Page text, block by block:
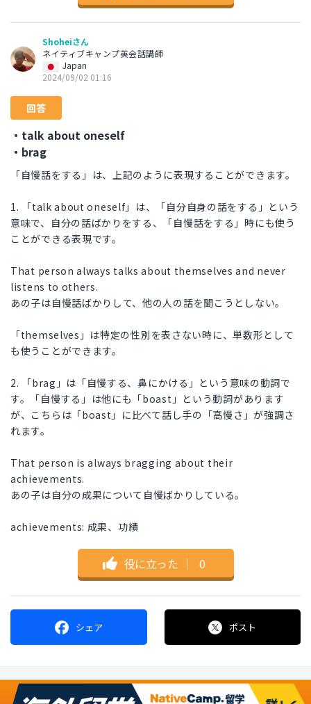
Shoheiさん
ネイティブキャンプ英会話講師
Japan
2024/09/02 01:16
回答
・talk about oneself
・brag
「自慢話をする」は、上記のように表現することができます。
1. 「talk about oneself」は、「自分自身の話をする」という
意味で、自分の話ばかりをする、「自慢話をする」時にも使う
ことができる表現です。
That person always talks about themselves and never
listens to others.
あの子は自慢話ばかりして、他の人の話を聞こうとしない。
「themselves」は特定の性別を表さない時に、単数形として
も使うことができます。
2. 「brag」は「自慢する、鼻にかける」という意味の動詞で
す。「自慢する」は他にも「boast」という動詞があります
が、こちらは「boast」に比べて話し手の「高慢さ」が強調さ
れます。
That person is always bragging about their
achievements.
あの子は自分の成果について自慢ばかりしている。
achievements: 成果、功績
役に立った ｜ 0
シェア ポスト